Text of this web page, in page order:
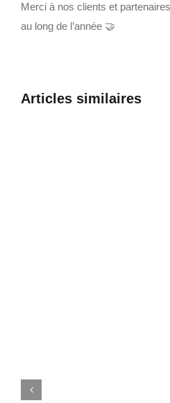
Merci à nos clients et
au long de l’année 🤝
Articles similaires